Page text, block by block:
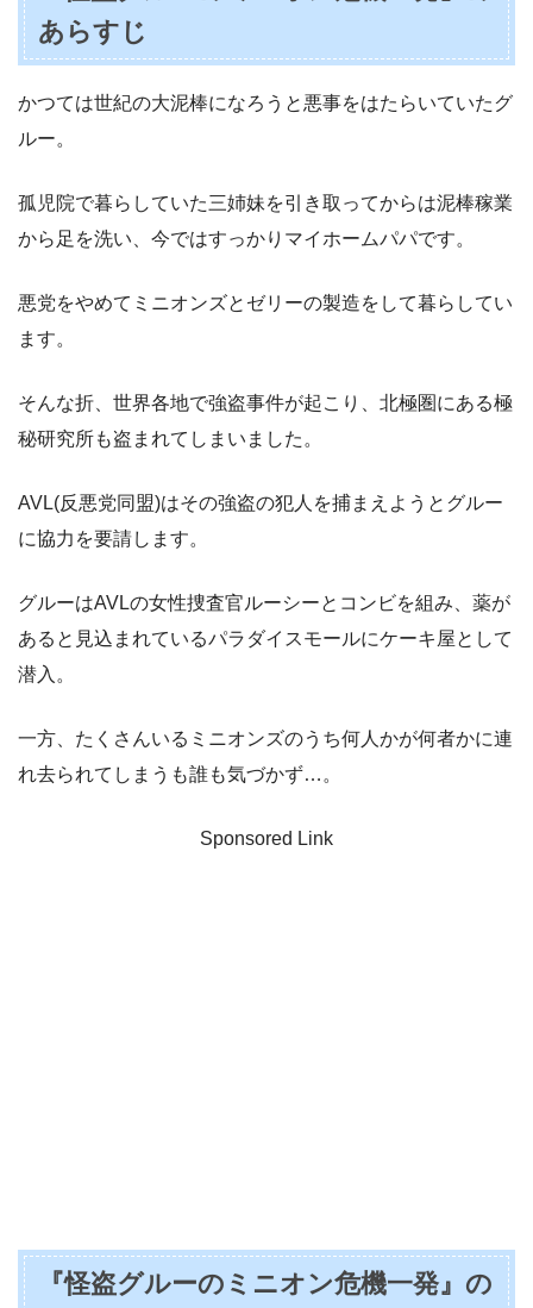
あらすじ
かつては世紀の大泥棒になろうと悪事をはたらいていたグ
ルー。
孤児院で暮らしていた三姉妹を引き取ってからは泥棒稼業
から足を洗い、今ではすっかりマイホームパパです。
悪党をやめてミニオンズとゼリーの製造をして暮らしてい
ます。
そんな折、世界各地で強盗事件が起こり、北極圏にある極
秘研究所も盗まれてしまいました。
AVL(反悪党同盟)はその強盗の犯人を捕まえようとグルー
に協力を要請します。
グルーはAVLの女性捜査官ルーシーとコンビを組み、薬が
あると見込まれているパラダイスモールにケーキ屋として
潜入。
一方、たくさんいるミニオンズのうち何人かが何者かに連
れ去られてしまうも誰も気づかず…。
Sponsored Link
『怪盗グルーのミニオン危機一発』の